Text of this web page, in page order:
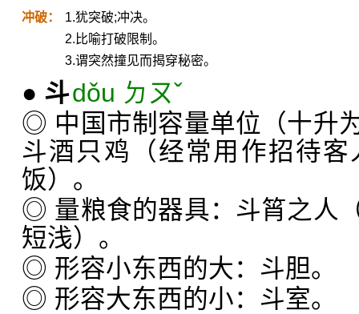
冲破：
1.犹突破;冲决。
2.比喻打破限制。
3.谓突然撞见而揭穿秘密。
● 斗dǒu ㄉㄡˇ
◎ 中国市制容量单位（十升
斗酒只鸡（经常用作招待
饭）。
◎ 量粮食的器具：斗筲之人
短浅）。
◎ 形容小东西的大：斗胆。
◎ 形容大东西的小：斗室。